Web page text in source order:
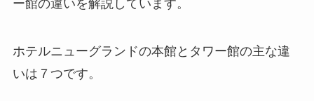
ー館の違いを解説しています。
ホテルニューグランドの本館とタワー館の主な違
いは７つです。